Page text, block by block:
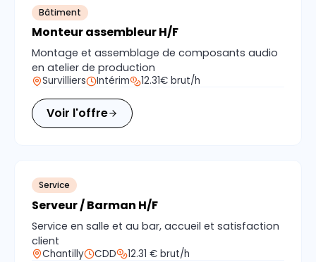
Bâtiment
Monteur assembleur H/F
Montage et assemblage de composants audio
en atelier de production
Survilliers Intérim 12.31€ brut/h
Voir l'offre
Service
Serveur / Barman H/F
Service en salle et au bar, accueil et satisfaction
client
Chantilly CDD 12.31 € brut/h